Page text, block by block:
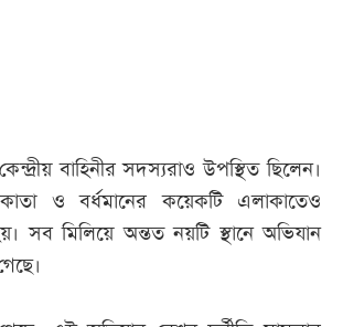
বাহিনীর সদস্যরাও উপস্থিত ছিলেন।
ও বর্ধমানের কয়েকটি এলাকাতেও
সব মিলিয়ে অন্তত নয়টি স্থানে অভিযান